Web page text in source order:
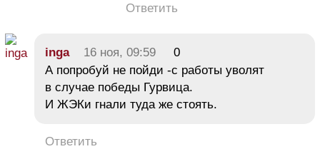
Ответить
inga 16 ноя, 09:59
0
А попробуй не пойди -с работы уволят
в случае победы Гурвица.
И ЖЭКи гнали туда же стоять.
Ответить